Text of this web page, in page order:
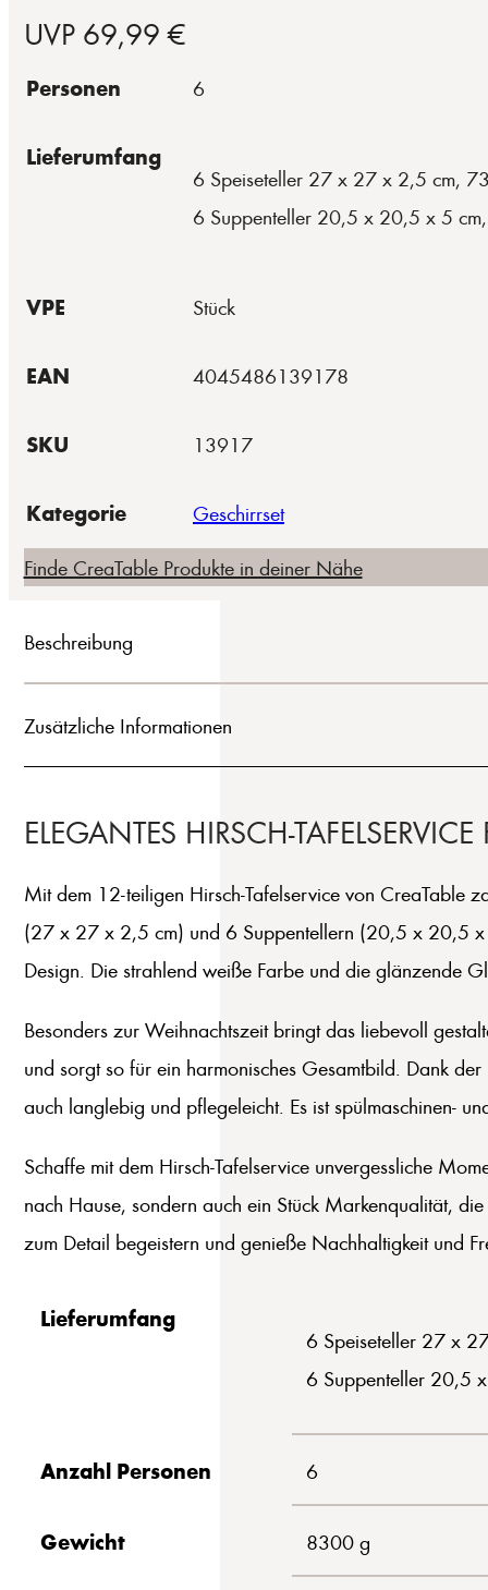
UVP 69,99 €
Personen 6
Lieferumfang
6 Speiseteller 27 x 27 x 2,5 cm,
6 Suppenteller 20,5 x 20,5 x 5
VPE Stück
EAN 4045486139178
SKU 13917
Kategorie
Geschirrset
Finde CreaTable Produkte in deiner Nähe
Beschreibung
Zusätzliche Informationen
ELEGANTES HIRSCH-
Mit dem 12-teiligen Hirsch-Tafelservice von CreaTable
(27 x 27 x 2,5 cm) und 6 Suppentellern (20,5 x 20,5 x
Design. Die strahlend weiße Farbe und die glänzende
Besonders zur Weihnachtszeit bringt das liebevoll
und sorgt so für ein harmonisches Gesamtbild. Dank
auch langlebig und pflegeleicht. Es ist spülmaschinen-
Schaffe mit dem Hirsch-Tafelservice unvergessliche
nach Hause, sondern auch ein Stück Markenqualität,
zum Detail begeistern und genieße Nachhaltigkeit und
Lieferumfang
6 Speiseteller 27 x
6 Suppenteller 20,5
Anzahl Personen 6
Gewicht 8300 g